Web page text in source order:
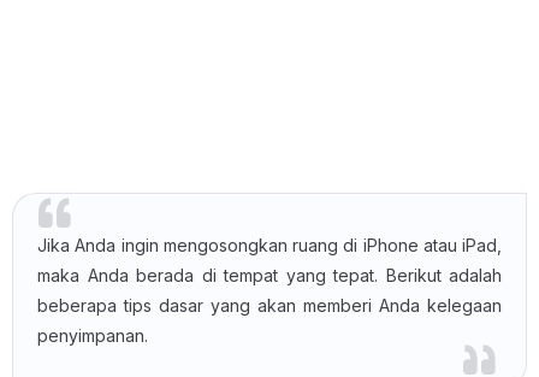
Jika Anda ingin mengosongkan ruang di iPhone atau iPad,
maka Anda berada di tempat yang tepat. Berikut adalah
beberapa tips dasar yang akan memberi Anda kelegaan
penyimpanan.